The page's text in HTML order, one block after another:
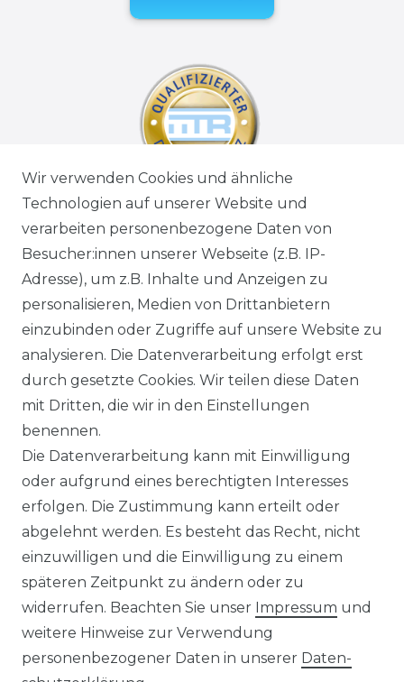
Wir verwenden Cookies und ähnliche
Technologien auf unserer Website und
verarbeiten personenbezogene Daten von
Besucher:innen unserer Webseite (z.B. IP-
Adresse), um z.B. Inhalte und Anzeigen zu
personalisieren, Medien von Drittanbietern
einzubinden oder Zugriffe auf unsere Website zu
analysieren. Die Datenverarbeitung erfolgt erst
durch gesetzte Cookies. Wir teilen diese Daten
mit Dritten, die wir in den Einstellungen
benennen.
Die Datenverarbeitung kann mit Einwilligung
oder aufgrund eines berechtigten Interesses
erfolgen. Die Zustimmung kann erteilt oder
abgelehnt werden. Es besteht das Recht, nicht
einzuwilligen und die Einwilligung zu einem
späteren Zeitpunkt zu ändern oder zu
widerrufen. Beachten Sie unser Impressum und
weitere Hinweise zur Verwendung
personenbezogener Daten in unserer Daten­